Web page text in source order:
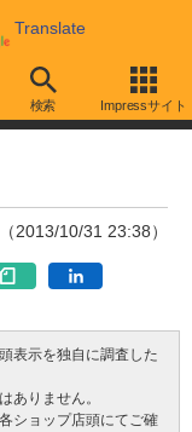
Translate
検索 Impressサイト
（2013/10/31 23:38）
表示を独自に調査した
ありません。
ショップ店頭にてご確